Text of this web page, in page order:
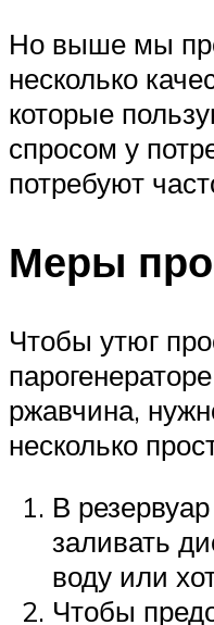
Но выше мы
несколько
которые
спросом у
потребуют
Меры
Чтобы утюг
ржавчина,
несколько
В
заливать
воду или
Чтобы